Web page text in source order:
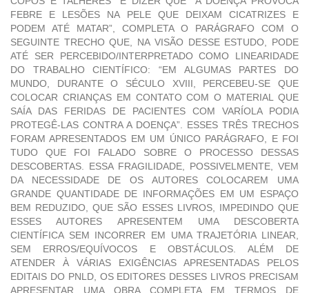
FEBRE E LESÕES NA PELE QUE DEIXAM CICATRIZES E
PODEM ATÉ MATAR”, COMPLETA O PARÁGRAFO COM O
SEGUINTE TRECHO QUE, NA VISÃO DESSE ESTUDO, PODE
ATÉ SER PERCEBIDO/INTERPRETADO COMO LINEARIDADE
DO TRABALHO CIENTÍFICO: “EM ALGUMAS PARTES DO
MUNDO, DURANTE O SÉCULO XVIII, PERCEBEU-SE QUE
COLOCAR CRIANÇAS EM CONTATO COM O MATERIAL QUE
SAÍA DAS FERIDAS DE PACIENTES COM VARÍOLA PODIA
PROTEGÊ-LAS CONTRA A DOENÇA”. ESSES TRÊS TRECHOS
FORAM APRESENTADOS EM UM ÚNICO PARÁGRAFO, E FOI
TUDO QUE FOI FALADO SOBRE O PROCESSO DESSAS
DESCOBERTAS. ESSA FRAGILIDADE, POSSIVELMENTE, VEM
DA NECESSIDADE DE OS AUTORES COLOCAREM UMA
GRANDE QUANTIDADE DE INFORMAÇÕES EM UM ESPAÇO
BEM REDUZIDO, QUE SÃO ESSES LIVROS, IMPEDINDO QUE
ESSES AUTORES APRESENTEM UMA DESCOBERTA
CIENTÍFICA SEM INCORRER EM UMA TRAJETÓRIA LINEAR,
SEM ERROS/EQUÍVOCOS E OBSTÁCULOS. ALÉM DE
ATENDER À VÁRIAS EXIGÊNCIAS APRESENTADAS PELOS
EDITAIS DO PNLD, OS EDITORES DESSES LIVROS PRECISAM
APRESENTAR UMA OBRA COMPLETA EM TERMOS DE